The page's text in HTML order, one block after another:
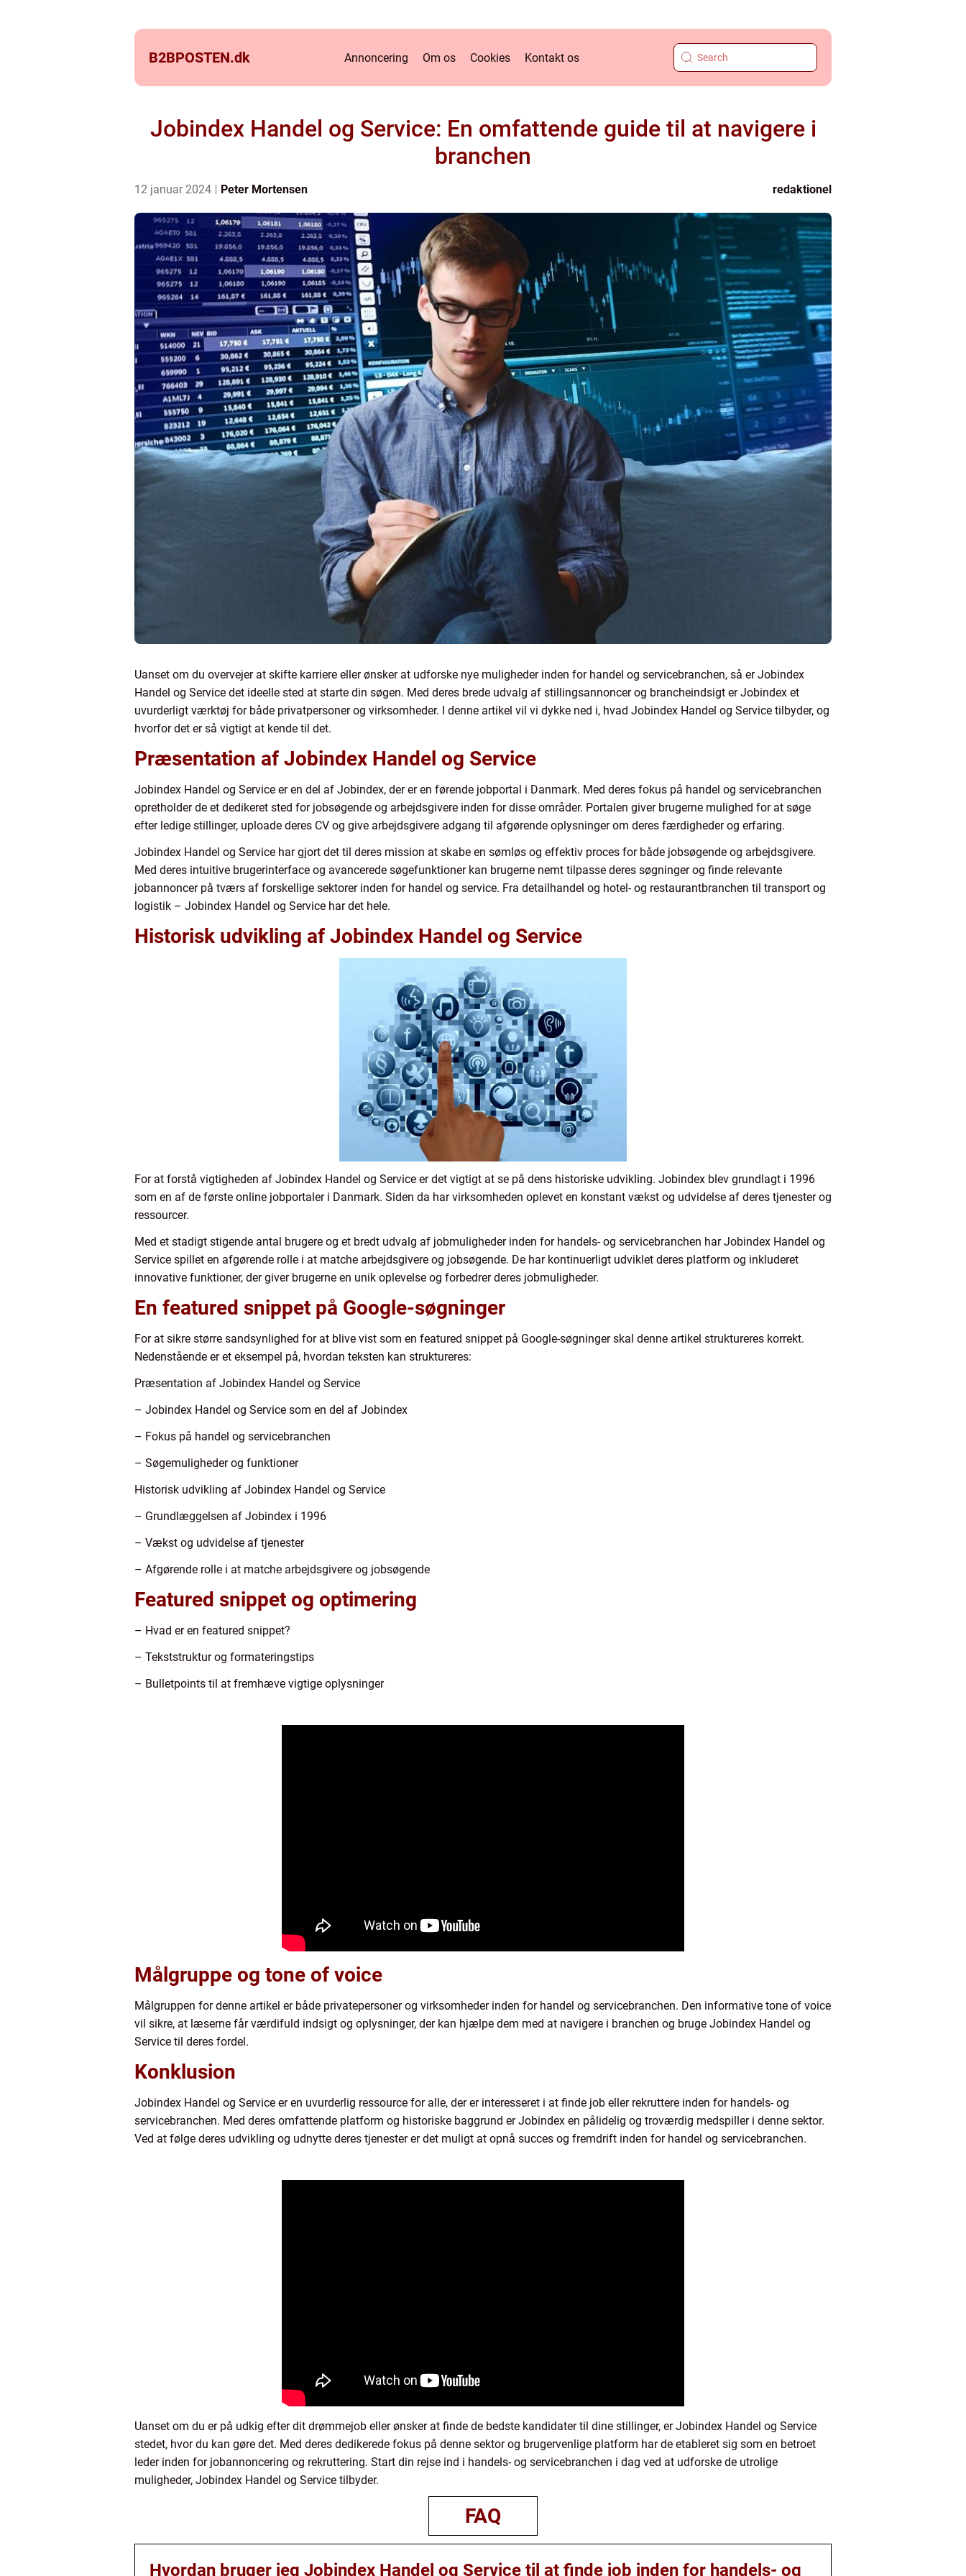
B2BPOSTEN.dk Annoncering Om os Cookies Kontakt os
Jobindex Handel og Service: En omfattende guide til at navigere i
branchen
12 januar 2024 Peter Mortensen redaktionel
Uanset om du overvejer at skifte karriere eller ønsker at udforske nye muligheder inden for handel og servicebranchen, så er Jobindex
Handel og Service det ideelle sted at starte din søgen. Med deres brede udvalg af stillingsannoncer og brancheindsigt er Jobindex et
uvurderligt værktøj for både privatpersoner og virksomheder. I denne artikel vil vi dykke ned i, hvad Jobindex Handel og Service tilbyder, og
hvorfor det er så vigtigt at kende til det.
Præsentation af Jobindex Handel og Service
Jobindex Handel og Service er en del af Jobindex, der er en førende jobportal i Danmark. Med deres fokus på handel og servicebranchen
opretholder de et dedikeret sted for jobsøgende og arbejdsgivere inden for disse områder. Portalen giver brugerne mulighed for at søge
efter ledige stillinger, uploade deres CV og give arbejdsgivere adgang til afgørende oplysninger om deres færdigheder og erfaring.
Jobindex Handel og Service har gjort det til deres mission at skabe en sømløs og effektiv proces for både jobsøgende og arbejdsgivere.
Med deres intuitive brugerinterface og avancerede søgefunktioner kan brugerne nemt tilpasse deres søgninger og finde relevante
jobannoncer på tværs af forskellige sektorer inden for handel og service. Fra detailhandel og hotel- og restaurantbranchen til transport og
logistik – Jobindex Handel og Service har det hele.
Historisk udvikling af Jobindex Handel og Service
For at forstå vigtigheden af Jobindex Handel og Service er det vigtigt at se på dens historiske udvikling. Jobindex blev grundlagt i 1996
som en af de første online jobportaler i Danmark. Siden da har virksomheden oplevet en konstant vækst og udvidelse af deres tjenester og
ressourcer.
Med et stadigt stigende antal brugere og et bredt udvalg af jobmuligheder inden for handels- og servicebranchen har Jobindex Handel og
Service spillet en afgørende rolle i at matche arbejdsgivere og jobsøgende. De har kontinuerligt udviklet deres platform og inkluderet
innovative funktioner, der giver brugerne en unik oplevelse og forbedrer deres jobmuligheder.
En featured snippet på Google-søgninger
For at sikre større sandsynlighed for at blive vist som en featured snippet på Google-søgninger skal denne artikel struktureres korrekt.
Nedenstående er et eksempel på, hvordan teksten kan struktureres:
Præsentation af Jobindex Handel og Service
– Jobindex Handel og Service som en del af Jobindex
– Fokus på handel og servicebranchen
– Søgemuligheder og funktioner
Historisk udvikling af Jobindex Handel og Service
– Grundlæggelsen af Jobindex i 1996
– Vækst og udvidelse af tjenester
– Afgørende rolle i at matche arbejdsgivere og jobsøgende
Featured snippet og optimering
– Hvad er en featured snippet?
– Tekststruktur og formateringstips
– Bulletpoints til at fremhæve vigtige oplysninger
Målgruppe og tone of voice
Målgruppen for denne artikel er både privatepersoner og virksomheder inden for handel og servicebranchen. Den informative tone of voice
vil sikre, at læserne får værdifuld indsigt og oplysninger, der kan hjælpe dem med at navigere i branchen og bruge Jobindex Handel og
Service til deres fordel.
Konklusion
Jobindex Handel og Service er en uvurderlig ressource for alle, der er interesseret i at finde job eller rekruttere inden for handels- og
servicebranchen. Med deres omfattende platform og historiske baggrund er Jobindex en pålidelig og troværdig medspiller i denne sektor.
Ved at følge deres udvikling og udnytte deres tjenester er det muligt at opnå succes og fremdrift inden for handel og servicebranchen.
Uanset om du er på udkig efter dit drømmejob eller ønsker at finde de bedste kandidater til dine stillinger, er Jobindex Handel og Service
stedet, hvor du kan gøre det. Med deres dedikerede fokus på denne sektor og brugervenlige platform har de etableret sig som en betroet
leder inden for jobannoncering og rekruttering. Start din rejse ind i handels- og servicebranchen i dag ved at udforske de utrolige
muligheder, Jobindex Handel og Service tilbyder.
FAQ
Hvordan bruger jeg Jobindex Handel og Service til at finde job inden for handels- og